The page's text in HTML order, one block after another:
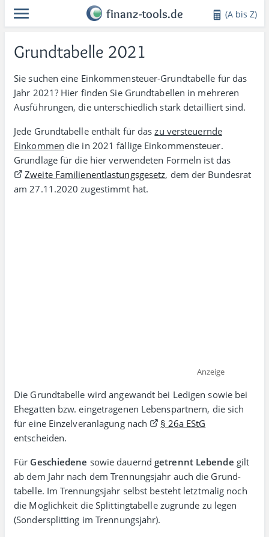
finanz-tools.de (A bis Z)
Grundtabelle 2021
Sie suchen eine Einkommensteuer-Grund­tabelle für das
Jahr 2021? Hier finden Sie Grund­tabellen in mehreren
Aus­führungen, die unter­schied­lich stark detailliert sind.
Jede Grundtabelle enthält für daszu versteuernde
Einkommen die in 2021 fällige Einkommen­steuer.
Grund­lage für die hier verwen­deten Formeln ist das
Zweite Familien­ent­lastungs­gesetz, dem der Bundesrat
am 27.11.2020 zugestimmt hat.
Anzeige
Die Grundtabelle wird angewandt bei Ledigen sowie bei
Ehe­gatten bzw. einge­tra­genen Lebens­partnern, die sich
für eine Einzel­ver­an­la­gung nach
§ 26a EStG
entscheiden.
Für Geschiedene sowie dauerndgetrennt Lebende gilt
ab dem Jahr nach dem Trennungs­jahr auch die Grund­
tabelle. Im Trennungsj­ahr selbst besteht letzt­malig noch
die Mög­lich­keit die Splitting­tabelle zugrunde zu legen
(Sonder­splitting im Trennungs­jahr).